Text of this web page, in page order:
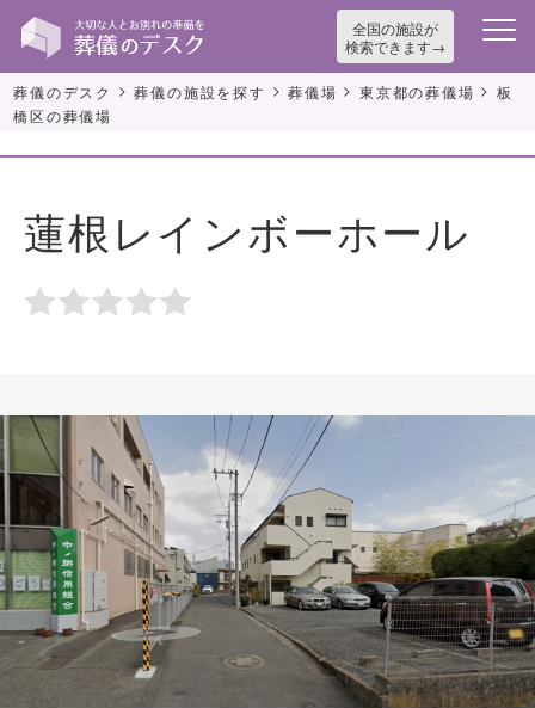
全国の施設が
検索できます
葬儀のデスク >葬儀の施設を探す >葬儀場 >東京都の葬儀場 >板
橋区の葬儀場
蓮根レインボーホール